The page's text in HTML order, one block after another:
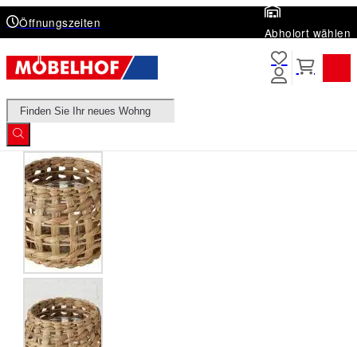
Öffnungszeiten
Abholort wählen
Products
search